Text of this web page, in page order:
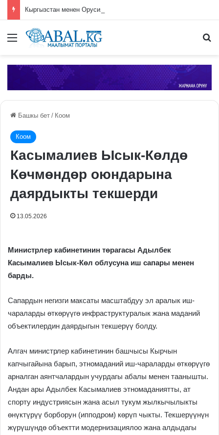
Меню
Башкы бет / Коом
Коом
Касымалиев Ысык-Көлдө
Көчмөндөр оюндарына
даярдыкты текшерди
13.05.2026
Министрлер кабинетинин төрагасы Адылбек
Касымалиев Ысык-Көл облусуна иш сапары менен
барды.
Сапардын негизги максаты масштабдуу эл аралык иш-
чараларды өткөрүүгө инфраструктуралык жана маданий
объектилердин даярдыгын текшерүү болду.
Алгач министрлер кабинетинин башчысы Кырчын
капчыгайына барып, этномаданий иш-чараларды өткөрүүгө
арналган аянтчалардын учурдагы абалы менен таанышты.
Андан ары Адылбек Касымалиев этномаданиятты, ат
спорту индустриясын жана асыл тукум жылкычылыкты
өнүктүрүү борборун (ипподром) көрүп чыкты. Текшерүүнүн
жүрүшүндө объектти модернизациялоо жана алдыдагы